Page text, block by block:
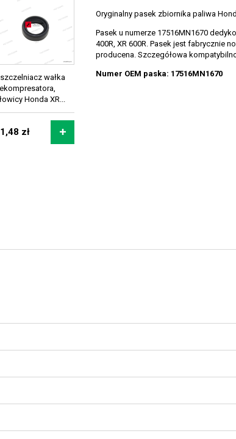
wałka
Honda XR...
zł
Oryginalny pasek zbiornika paliwa
Pasek u numerze 17516MN1670
400R, XR 600R. Pasek jest fabrycznie
producena. Szczegółowa
Numer OEM paska: 17516MN1670